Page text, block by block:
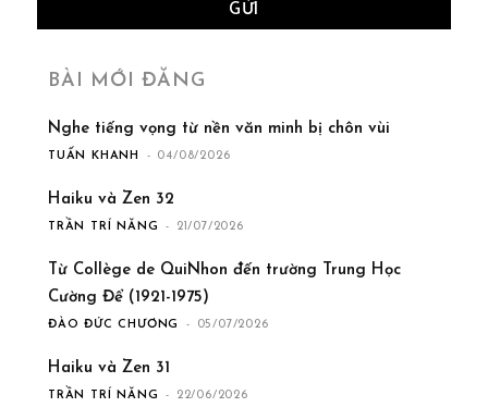
BÀI MỚI ĐĂNG
Nghe tiếng vọng từ nền văn minh bị chôn vùi
TUẤN KHANH - 04/08/2026
Haiku và Zen 32
TRẦN TRÍ NĂNG - 21/07/2026
Từ Collège de QuiNhon đến trường Trung Học
Cường Để (1921-1975)
ĐÀO ĐỨC CHƯƠNG - 05/07/2026
Haiku và Zen 31
TRẦN TRÍ NĂNG - 22/06/2026